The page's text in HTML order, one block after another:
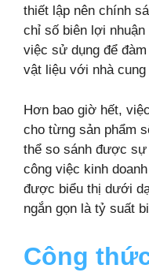
thiết lập nên chính
chỉ số biên lợi
việc sử dụng để
vật liệu với nhà cung
Hơn bao giờ hết,
cho từng sản phẩm
thể so sánh được sự
công việc kinh
được biểu thị dưới
ngắn gọn là tỷ suất
Công